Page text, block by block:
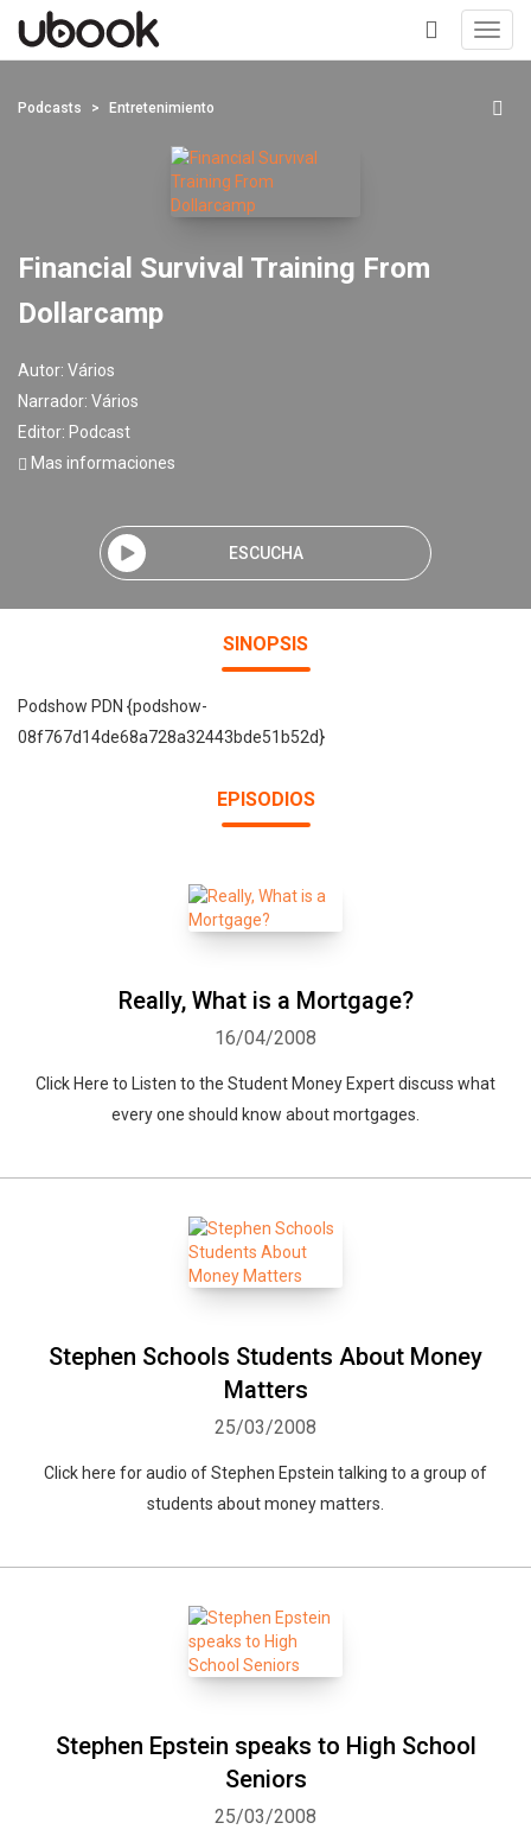
+
Podcasts Entretenimiento
Financial Survival Training From
Dollarcamp
Autor: Vários
Narrador: Vários
Editor: Podcast
Mas informaciones
ESCUCHA
SINOPSIS
Podshow PDN {podshow-
08f767d14de68a728a32443bde51b52d}
EPISODIOS
Really, What is a Mortgage?
16/04/2008
Click Here to Listen to the Student Money Expert discuss what
every one should know about mortgages.
Stephen Schools Students About Money
Matters
25/03/2008
Click here for audio of Stephen Epstein talking to a group of
students about money matters.
Stephen Epstein speaks to High School
Seniors
25/03/2008